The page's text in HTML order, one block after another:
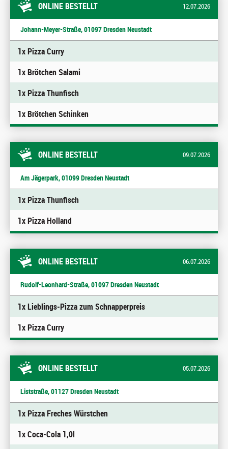
ONLINE BESTELLT 12.07.2026
Johann-Meyer-Straße, 01097 Dresden Neustadt
1x Pizza Curry
1x Brötchen Salami
1x Pizza Thunfisch
1x Brötchen Schinken
ONLINE BESTELLT 09.07.2026
Am Jägerpark, 01099 Dresden Neustadt
1x Pizza Thunfisch
1x Pizza Holland
ONLINE BESTELLT 06.07.2026
Rudolf-Leonhard-Straße, 01097 Dresden Neustadt
1x Lieblings-Pizza zum Schnapperpreis
1x Pizza Curry
ONLINE BESTELLT 05.07.2026
Liststraße, 01127 Dresden Neustadt
1x Pizza Freches Würstchen
1x Coca-Cola 1,0l